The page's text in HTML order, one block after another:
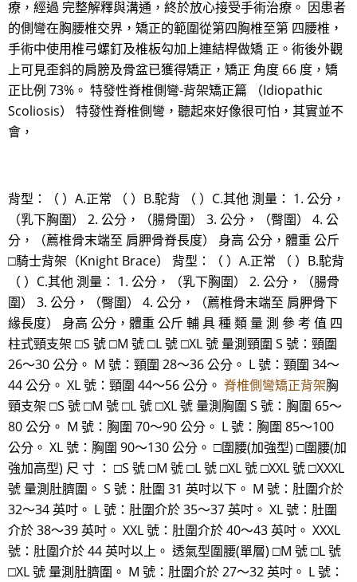
療，經過 完整解釋與溝通，終於放心接受手術治療。 因患者
的側彎在胸腰椎交界，矯正的範圍從第四胸椎至第 四腰椎，
手術中使用椎弓螺釘及椎板勾加上連結桿做矯 正。術後外觀
上可見歪斜的肩膀及骨盆已獲得矯正，矯正 角度 66 度，矯
正比例 73%。 特發性脊椎側彎-背架矯正篇 （Idiopathic
Scoliosis） 特發性脊椎側彎，聽起來好像很可怕，其實並不
會，
背型：（ ）A.正常 （ ）B.駝背 （ ）C.其他 測量： 1. 公分，
（乳下胸圍） 2. 公分，（腸骨圍） 3. 公分，（臀圍） 4. 公
分，（薦椎骨末端至 肩胛骨脊長度） 身高 公分，體重 公斤
□騎士背架（Knight Brace） 背型：（ ）A.正常 （ ）B.駝背
（ ）C.其他 測量： 1. 公分，（乳下胸圍） 2. 公分，（腸骨
圍） 3. 公分，（臀圍） 4. 公分，（薦椎骨末端至 肩胛骨下
緣長度） 身高 公分，體重 公斤 輔 具 種 類 量 測 參 考 值 四
柱式頸支架 □S 號 □M 號 □L 號 □XL 號 量測頸圍 S 號：頸圍
26～30 公分。 M 號：頸圍 28～36 公分。 L 號：頸圍 34～
44 公分。 XL 號：頸圍 44～56 公分。 脊椎側彎矯正背架胸
頸支架 □S 號 □M 號 □L 號 □XL 號 量測胸圍 S 號：胸圍 65～
80 公分。 M 號：胸圍 70～90 公分。 L 號：胸圍 85～100
公分。 XL 號：胸圍 90～130 公分。 □圍腰(加強型) □圍腰(加
強加高型) 尺 寸 ： □S 號 □M 號 □L 號 □XL 號 □XXL 號 □XXXL
號 量測肚臍圍。 S 號：肚圍 31 英吋以下。 M 號：肚圍介於
32～34 英吋。 L 號：肚圍介於 35～37 英吋。 XL 號：肚圍
介於 38～39 英吋。 XXL 號：肚圍介於 40～43 英吋。 XXXL
號：肚圍介於 44 英吋以上。 透氣型圍腰(單層) □M 號 □L 號
□XL 號 量測肚臍圍。 M 號：肚圍介於 27～32 英吋。 L 號：